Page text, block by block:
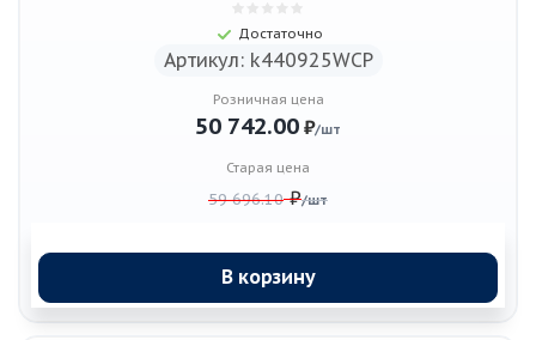
Достаточно
Артикул: k440925WCP
Розничная цена
50 742.00 ₽/шт
Старая цена
59 696.10₽/шт
В корзину